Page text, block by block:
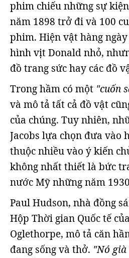
phim chiếu những sự
năm 1898 trở đi và 100
phim. Hiện vật hàng
hình vịt Donald nhỏ,
đồ trang sức hay các đồ
Trong hầm có một "cuốn
và mô tả tất cả đồ vật
của chúng. Tuy nhiên,
Jacobs lựa chọn đưa vào
thuộc nhiều vào ý kiến
không nhất thiết là bức
nước Mỹ những năm
Paul Hudson, nhà đồng
Hộp Thời gian Quốc tế
Oglethorpe, mô tả căn
đang sống và thở. "Nó